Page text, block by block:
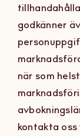
godkänner
när som
kontakta